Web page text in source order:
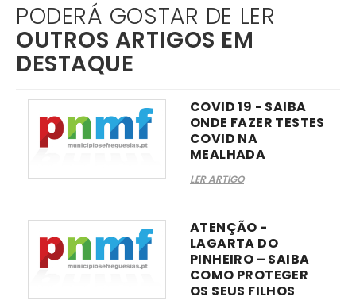
PODERÁ GOSTAR DE LER
OUTROS ARTIGOS EM
DESTAQUE
COVID 19 - SAIBA
ONDE FAZER TESTES
COVID NA
MEALHADA
LER ARTIGO
ATENÇÃO -
LAGARTA DO
PINHEIRO – SAIBA
COMO PROTEGER
OS SEUS FILHOS